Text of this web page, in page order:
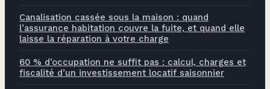
Canalisation cassée sous la maison : quand
l’assurance habitation couvre la fuite, et quand elle
laisse la réparation à votre charge
60 % d’occupation ne suffit pas : calcul, charges et
fiscalité d’un investissement locatif saisonnier